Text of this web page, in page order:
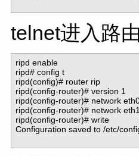
telnet进入路
ripd enable
ripd# config t
ripd(config)# router rip
ripd(config-router)# version 1
ripd(config-router)# network
ripd(config-router)# network
ripd(config-router)# write
Configuration saved to /etc/